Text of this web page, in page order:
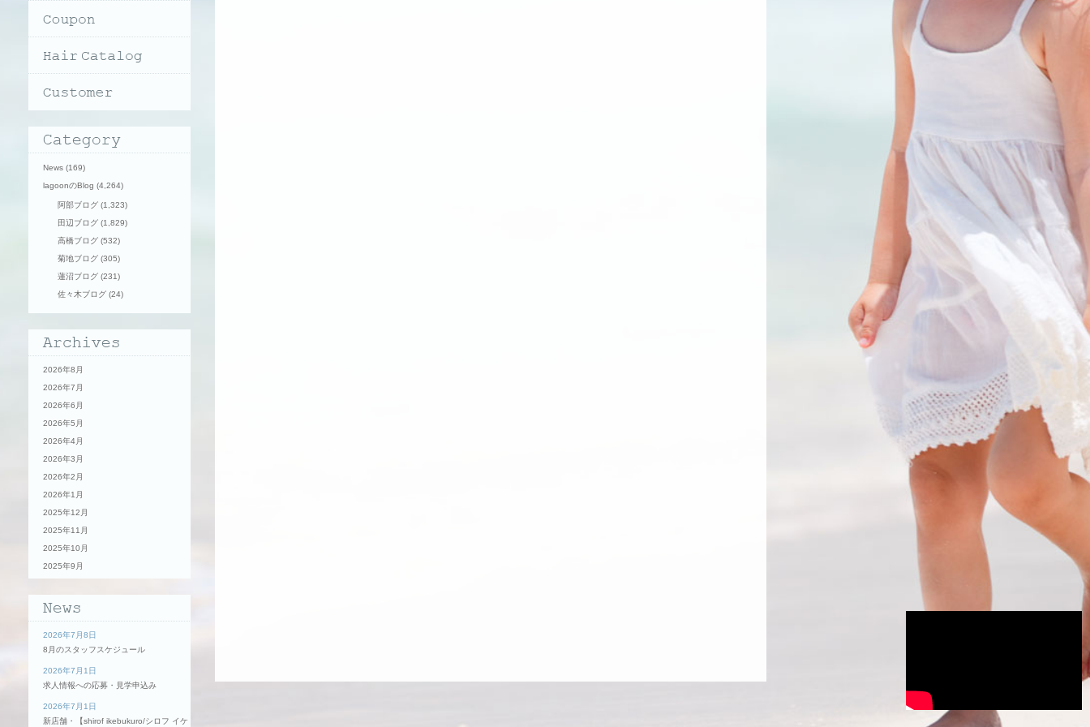
News (169)
lagoonのBlog (4,264)
阿部ブログ (1,323)
田辺ブログ (1,829)
高橋ブログ (532)
菊地ブログ (305)
蓮沼ブログ (231)
佐々木ブログ (24)
2026年8月
2026年7月
2026年6月
2026年5月
2026年4月
2026年3月
2026年2月
2026年1月
2025年12月
2025年11月
2025年10月
2025年9月
2026年7月8日
8月のスタッフスケジュール
2026年7月1日
求人情報への応募・見学申込み
2026年7月1日
新店舗・【shirof ikebukuro/シロフ イケ